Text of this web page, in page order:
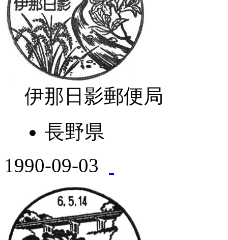
伊那日影郵便局
長野県
1990-09-03